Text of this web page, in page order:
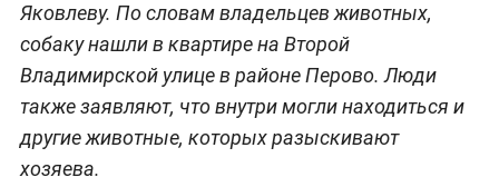
Яковлеву. По словам владельцев животных,
собаку нашли в квартире на Второй
Владимирской улице в районе Перово. Люди
также заявляют, что внутри могли находиться и
другие животные, которых разыскивают
хозяева.